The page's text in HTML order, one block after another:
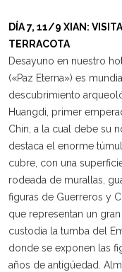
DÍA 7, 11/9 XIAN:
TERRACOTA
Desayuno en nuestro
(«Paz Eterna») es
descubrimiento
Huangdi, primer
Chin, a la cual debe su
destaca el enorme
cubre, con una
rodeada de murallas,
figuras de Guerreros y
que representan un
custodia la tumba del
donde se exponen las
años de antigüedad.